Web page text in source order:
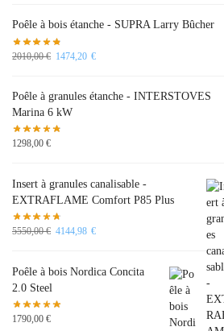
Poêle à bois étanche - SUPRA Larry Bûcher
2010,00€ 1474,20 €
Poêle à granules étanche - INTERSTOVES
Marina 6 kW
1298,00 €
Insert à granules canalisable -
EXTRAFLAME Comfort P85 Plus
5550,00€ 4144,98 €
Poêle à bois Nordica Concita
2.0 Steel
1790,00 €